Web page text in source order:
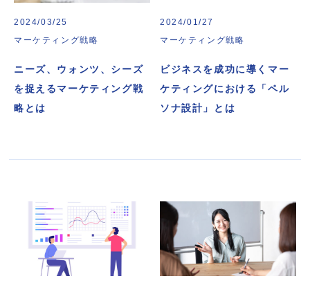
2024/03/25
マーケティング戦略
ニーズ、ウォンツ、シーズ
を捉えるマーケティング戦
略とは
2024/01/27
マーケティング戦略
ビジネスを成功に導くマー
ケティングにおける「ペル
ソナ設計」とは